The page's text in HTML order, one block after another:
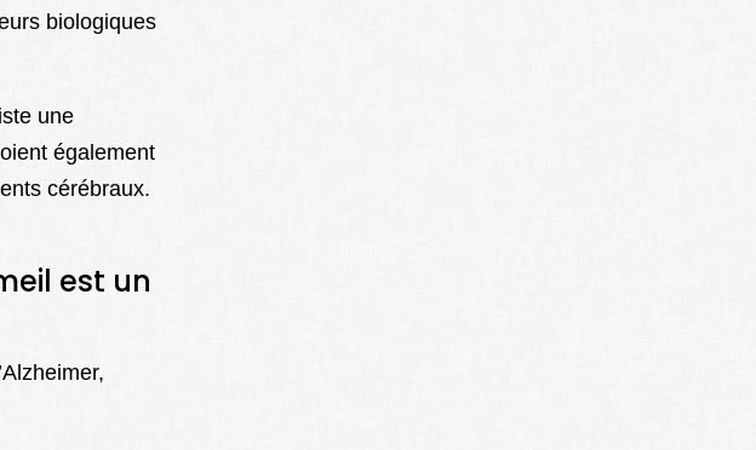
biologiques
une
également
cérébraux.
est un